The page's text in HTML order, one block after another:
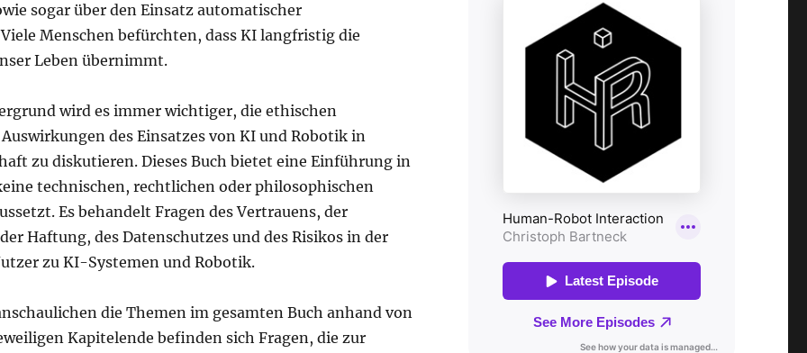
sogar über den Einsatz automatischer
Menschen befürchten, dass KI langfristig die
Leben übernimmt.
wird es immer wichtiger, die ethischen
des Einsatzes von KI und Robotik in
zu diskutieren. Dieses Buch bietet eine Einführung in
technischen, rechtlichen oder philosophischen
Es behandelt Fragen des Vertrauens, der
Haftung, des Datenschutzes und des Risikos in der
zu KI-Systemen und Robotik.
die Themen im gesamten Buch anhand von
Kapitelende befinden sich Fragen, die zur